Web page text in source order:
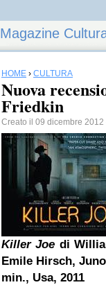
Magazine
HOME › CULTURA
Nuova
Friedkin
Creato il 09 dicembre 2012
Killer Joe di
Emile Hirsch,
min., Usa, 2011